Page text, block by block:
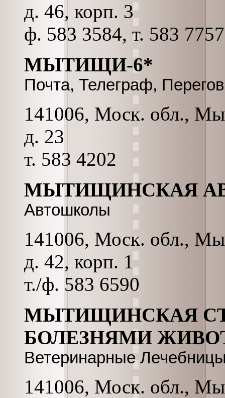
д. 46, корп. 3
ф. 583 3584, т. 583 7757
МЫТИЩИ-6*
Почта, Телеграф,
141006, Моск. обл.,
д. 23
т. 583 4202
МЫТИЩИНСКАЯ
Автошколы
141006, Моск. обл.,
д. 42, корп. 1
т./ф. 583 6590
МЫТИЩИНСКАЯ
БОЛЕЗНЯМИ
Ветеринарные
141006, Моск. обл.,